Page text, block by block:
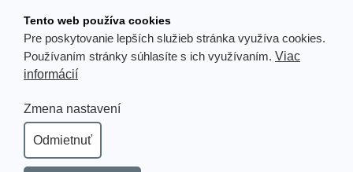
obsahu
Tento web používa cookies
Pre poskytovanie lepších služieb stránka využíva cookies.
Používaním stránky súhlasíte s ich využívaním. Viac
informácií
Zmena nastavení
Odmietnuť